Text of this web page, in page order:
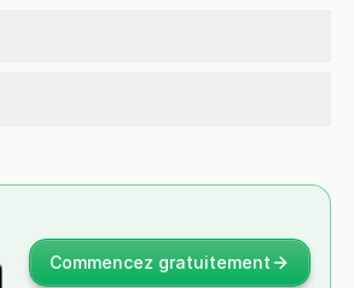
Commencez gratuitement